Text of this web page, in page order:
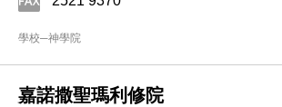
學校─神學院
嘉諾撒聖瑪利修院